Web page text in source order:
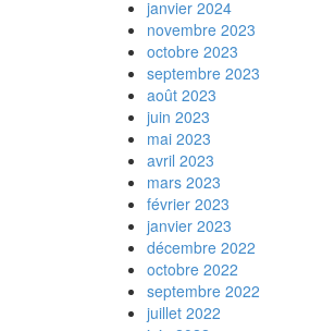
janvier 2024
novembre 2023
octobre 2023
septembre 2023
août 2023
juin 2023
mai 2023
avril 2023
mars 2023
février 2023
janvier 2023
décembre 2022
octobre 2022
septembre 2022
juillet 2022